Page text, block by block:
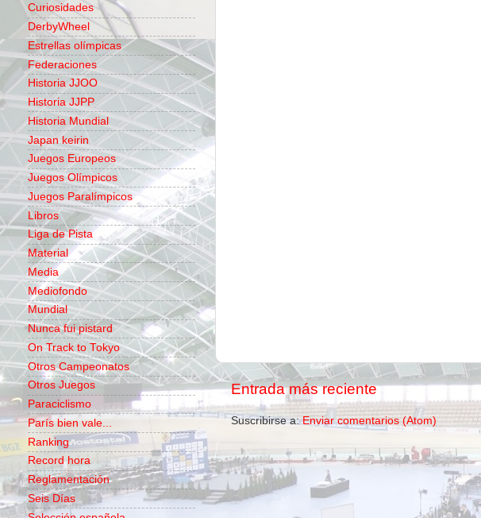
Entrada más reciente
Suscribirse a:Enviar comentarios (Atom)
Curiosidades
DerbyWheel
Estrellas olímpicas
Federaciones
Historia JJOO
Historia JJPP
Historia Mundial
Japan keirin
Juegos Europeos
Juegos Olímpicos
Juegos Paralímpicos
Libros
Liga de Pista
Material
Media
Mediofondo
Mundial
Nunca fui pistard
On Track to Tokyo
Otros Campeonatos
Otros Juegos
Paraciclismo
París bien vale...
Ranking
Record hora
Reglamentación
Seis Días